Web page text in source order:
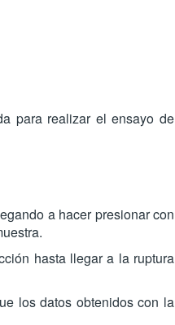
para realizar el ensayo de
a hacer presionar con
hasta llegar a la ruptura
los datos obtenidos con la